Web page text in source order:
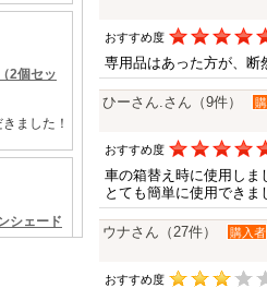
おすすめ度
専用品はあった方が、断
ひーさん.さん（9件）
おすすめ度
車の箱替え時に使用しま
とても簡単に使用できま
ウナさん（27件） 購入者
おすすめ度